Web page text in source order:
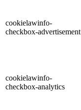
cookielawinfo-
checkbox-advertisement
cookielawinfo-
checkbox-analytics